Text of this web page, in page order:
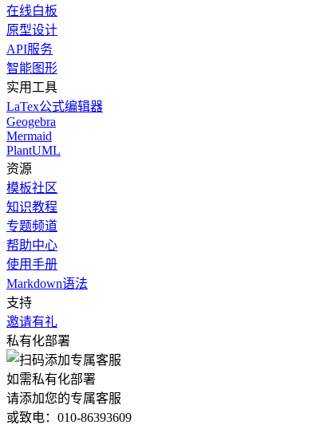
在线白板
原型设计
API服务
智能图形
实用工具
LaTex公式编辑器
Geogebra
Mermaid
PlantUML
资源
模板社区
知识教程
专题频道
帮助中心
使用手册
Markdown语法
支持
邀请有礼
私有化部署
如需私有化部署
请添加您的专属客服
或致电：010-86393609